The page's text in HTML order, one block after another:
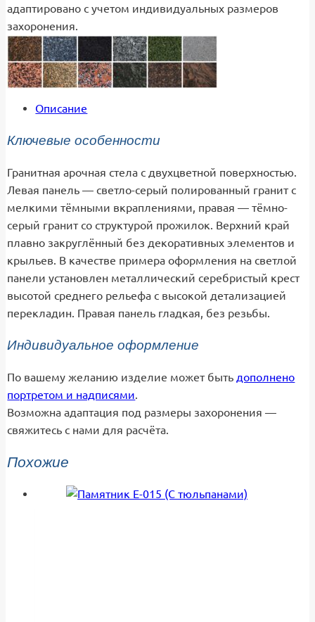
адаптировано с учетом индивидуальных размеров
захоронения.
Описание
Ключевые особенности
Гранитная арочная стела с двухцветной поверхностью.
Левая панель — светло-серый полированный гранит с
мелкими тёмными вкраплениями, правая — тёмно-
серый гранит со структурой прожилок. Верхний край
плавно закруглённый без декоративных элементов и
крыльев. В качестве примера оформления на светлой
панели установлен металлический серебристый крест
высотой среднего рельефа с высокой детализацией
перекладин. Правая панель гладкая, без резьбы.
Индивидуальное оформление
По вашему желанию изделие может быть дополнено
портретом и надписями.
Возможна адаптация под размеры захоронения —
свяжитесь с нами для расчёта.
Похожие